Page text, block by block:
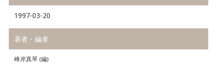
1997-03-20
著者・編者
峰岸真琴 (編)